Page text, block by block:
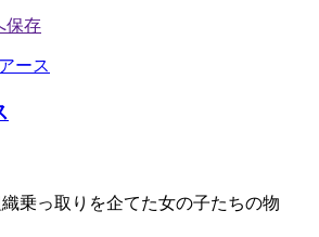
織乗っ取りを企てた女の子たちの物